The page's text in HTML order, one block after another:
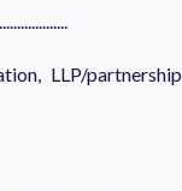
LLP/partnership